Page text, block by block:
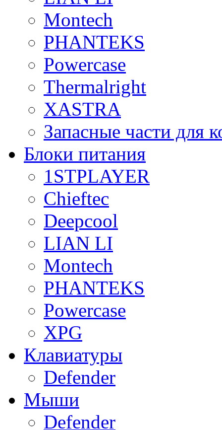
Montech
PHANTEKS
Powercase
Thermalright
XASTRA
Запасные части для
Блоки питания
1STPLAYER
Chieftec
Deepcool
LIAN LI
Montech
PHANTEKS
Powercase
XPG
Клавиатуры
Defender
Мыши
Defender